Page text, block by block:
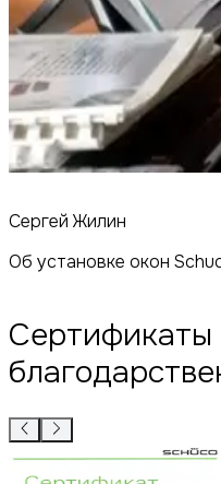
Сергей Жилин
Об установке окон
Сертификаты